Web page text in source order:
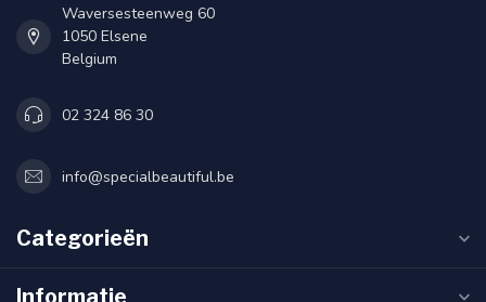
Waversesteenweg 60
1050 Elsene
Belgium
02 324 86 30
info@specialbeautiful.be
Categorieën
Informatie